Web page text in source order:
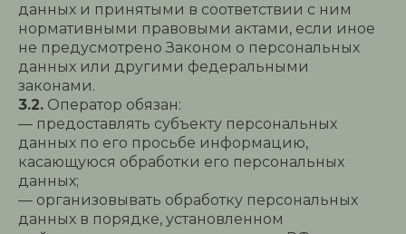
данных и принятыми в соответствии с ним
нормативными правовыми актами, если иное
не предусмотрено Законом о персональных
данных или другими федеральными
законами.
3.2. Оператор обязан:
— предоставлять субъекту персональных
данных по его просьбе информацию,
касающуюся обработки его персональных
данных;
— организовывать обработку персональных
данных в порядке, установленном